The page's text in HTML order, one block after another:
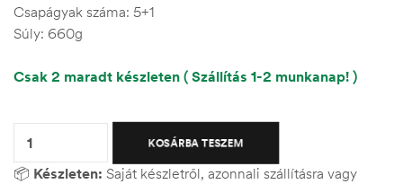
Csapágyak száma: 5+1
Súly: 660g
Csak 2 maradt készleten ( Szállítás 1-2 munkanap! )
KOSÁRBA TESZEM
📦 Készleten: Saját készletről, azonnali szállításra vagy